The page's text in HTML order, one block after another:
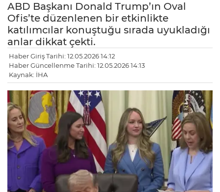
ABD Başkanı Donald Trump’ın Oval
Ofis’te düzenlenen bir etkinlikte
katılımcılar konuştuğu sırada uyukladığı
anlar dikkat çekti.
Haber Giriş Tarihi: 12.05.2026 14:12
Haber Güncellenme Tarihi: 12.05.2026 14:13
Kaynak: İHA